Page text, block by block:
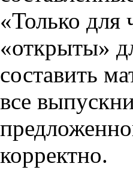
«Только для
«открыты»
составить
все
корректно.